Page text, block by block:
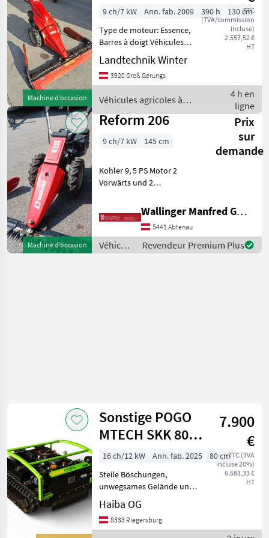
Machine d’occasion
TTC
(TVA/commission
incluse)
2.557,52 €
HT
9 ch/7 kW Ann. fab. 2009 390 h
130 cm
Type de moteur: Essence,
Barres à doigt Véhicules
agricoles à moteur
Motoculteurs
Landtechnik Winter
3920 Groß Gerungs
Véhicules agricoles à
moteur / Vogel&Noot
4 h en
ligne
Machine d’occasion
Reform 206
Prix
sur
demande
9 ch/7 kW 145 cm
Kohler 9, 5 PS Motor 2
Vorwärts und 2
Feststellbremse Räder
NEU!!! 400-10 Fingerbalken
1, 45m Type de moteur:
Essence, , , Barres à doigt, :, :
Véhicul
Wallinger Manfred GmbH.
5441 Abtenau
Véhicules
agricoles
Revendeur Premium Plus
Sonstige POGO
MTECH SKK 80
Mähraupe
7.900
€
TTC (TVA
incluse 20%)
6.583,33 €
HT
16 ch/12 kW Ann. fab. 2025
80 cm
Steile Böschungen,
unwegsames Gelände und
schwer erreichbare Flächen
sicher und komfortabel
mähen. Der POGO MTECH
Haiba OG
8333 Riegersburg